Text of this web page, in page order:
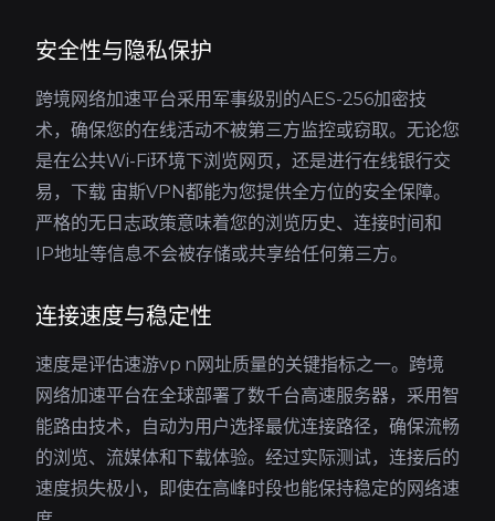
安全性与隐私保护
跨境网络加速平台采用军事级别的AES-256加密技
术，确保您的在线活动不被第三方监控或窃取。无论您
是在公共Wi-Fi环境下浏览网页，还是进行在线银行交
易，下载 宙斯VPN都能为您提供全方位的安全保障。
严格的无日志政策意味着您的浏览历史、连接时间和
IP地址等信息不会被存储或共享给任何第三方。
连接速度与稳定性
速度是评估速游vp n网址质量的关键指标之一。跨境
网络加速平台在全球部署了数千台高速服务器，采用智
能路由技术，自动为用户选择最优连接路径，确保流畅
的浏览、流媒体和下载体验。经过实际测试，连接后的
速度损失极小，即使在高峰时段也能保持稳定的网络速